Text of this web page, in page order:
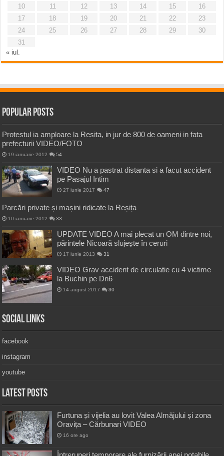
10
11 12 13 14 15
16
17
18 19 20 21 22
23
24
25 26 27 28 29
30
31
« iul.
Popular Posts
Protestul ia amploare la Resita, in jur de 800 de oameni in fata
prefecturii VIDEO/FOTO
19 ianuarie 2012 54
VIDEO Nu a pastrat distanta si a facut accident
pe Pasajul Intim
27 iunie 2017 47
Parcări private și mașini ridicate la Reșița
10 ianuarie 2012 33
UPDATE VIDEO A mai plecat un OM dintre noi,
părintele Nicoară slujește în ceruri
17 iunie 2013 31
VIDEO Grav accident de circulatie cu 4 victime
la Buchin pe Dn6
14 august 2017 30
Social Links
facebook
instagram
youtube
Latest Posts
Furtuna și vijelia au lovit Valea Almăjului și zona
Oravița – Cărbunari VIDEO
16 ore ago